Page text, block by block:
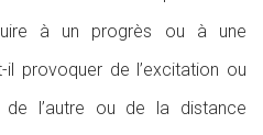
à un progrès ou à une
il provoquer de l’excitation ou
l’autre ou de la distance